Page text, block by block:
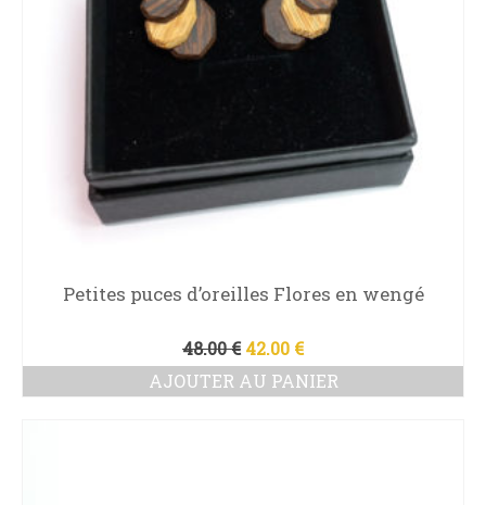
Petites puces d’oreilles Flores en wengé
48.00€ Le
prix
initial
42.00 €Le
prix
actuel
AJOUTER AU PANIER